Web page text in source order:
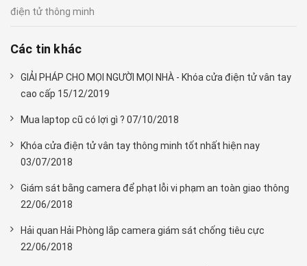
điện tử thông minh
Các tin khác
GIẢI PHÁP CHO MỌI NGƯỜI MỌI NHÀ - Khóa cửa điện tử vân tay
cao cấp 15/12/2019
Mua laptop cũ có lợi gì ? 07/10/2018
Khóa cửa điện tử vân tay thông minh tốt nhất hiện nay
03/07/2018
Giám sát bằng camera để phạt lỗi vi phạm an toàn giao thông
22/06/2018
Hải quan Hải Phòng lắp camera giám sát chống tiêu cực
22/06/2018